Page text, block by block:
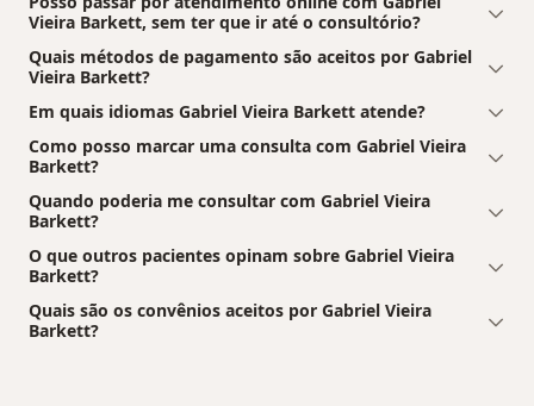
Vieira Barkett, sem ter que ir até o consultório?
Quais métodos de pagamento são aceitos por Gabriel
Vieira Barkett?
Em quais idiomas Gabriel Vieira Barkett atende?
Como posso marcar uma consulta com Gabriel Vieira
Barkett?
Quando poderia me consultar com Gabriel Vieira
Barkett?
O que outros pacientes opinam sobre Gabriel Vieira
Barkett?
Quais são os convênios aceitos por Gabriel Vieira
Barkett?